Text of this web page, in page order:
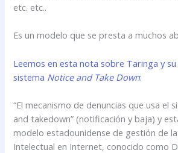
etc. etc..
Es un modelo que se presta a muchos
Leemos en esta nota sobre Taringa y
sistema Notice and Take Down:
“El mecanismo de denuncias que usa el
and takedown” (notificación y baja) y
modelo estadounidense de gestión de
Intelectual en Internet, conocido como